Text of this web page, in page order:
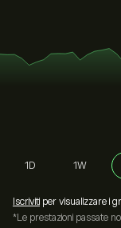
1D 1W
Iscriviti per visualizzare i
*Le prestazioni passate